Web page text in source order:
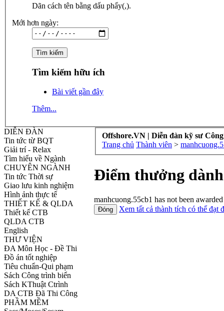
Dãn cách tên bằng dấu phẩy(,).
Mới hơn ngày:
Tìm kiếm hữu ích
Bài viết gần đây
Thêm...
DIỄN ĐÀN
Tin tức từ BQT
Giải trí - Relax
Tìm hiểu về Ngành
CHUYÊN NGÀNH
Tin tức Thời sự
Giao lưu kinh nghiệm
Hình ảnh thực tế
THIẾT KẾ & QLDA
Thiết kế CTB
QLDA CTB
English
THƯ VIỆN
ĐA Môn Học - Đề Thi
Đồ án tốt nghiệp
Tiêu chuẩn-Qui phạm
Sách Công trình biển
Sách KThuật Ctrình
DA CTB Đã Thi Công
PHẦM MỀM
Offshore.VN | Diễn đàn kỹ sư
Trang chủ Thành viên >
Điểm thưởng
manhcuong.55cb1 has not been
Xem tất cả thành tích có thể đạt